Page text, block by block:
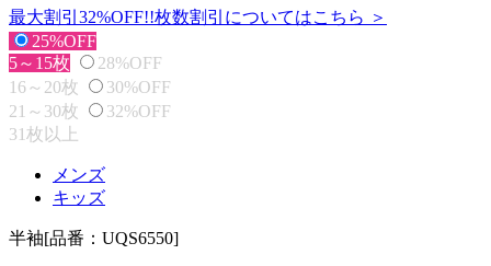
最大割引32%OFF!!枚数割引についてはこちら ＞
25%OFF
5～15枚
28%OFF
16～20枚
30%OFF
21～30枚
32%OFF
31枚以上
メンズ
キッズ
半袖[品番：UQS6550]